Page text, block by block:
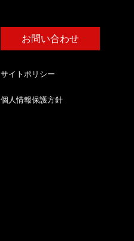
お問い合わせ
サイトポリシー
個人情報保護方針